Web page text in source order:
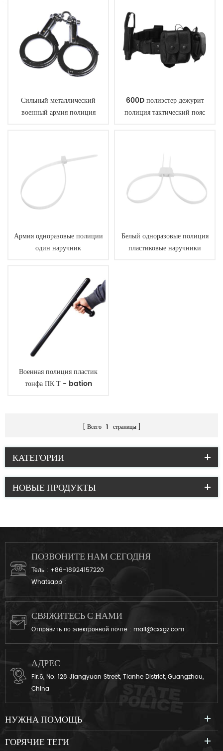
Сильный металлический
военный армия полиция
600D полиэстер дежурит
полиция тактический пояс
Армия одноразовые полиции
один наручник
Белый одноразовые полиция
пластиковые наручники
Военная полиция пластик
тонфа ПК Т - bation
Всего 1 страницы
КАТЕГОРИИ
НОВЫЕ ПРОДУКТЫ
ПОЗВОНИТЕ НАМ СЕГОДНЯ
Тель : +86-18924157220
Whatsapp :
СВЯЖИТЕСЬ С НАМИ
Отправить по электронной почте : mail@cxxgz.com
АДРЕС
Flr.6, No. 128 Jiangyuan Street, Tianhe District, Guangzhou,
China
НУЖНА ПОМОЩЬ
ГОРЯЧИЕ ТЕГИ